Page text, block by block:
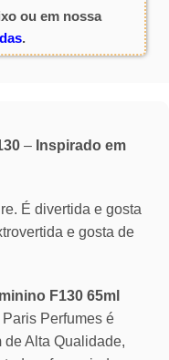
ou em nossa
.
– Inspirado em
É divertida e gosta
e gosta de
F130 65ml
Perfumes é
de Alta Qualidade,